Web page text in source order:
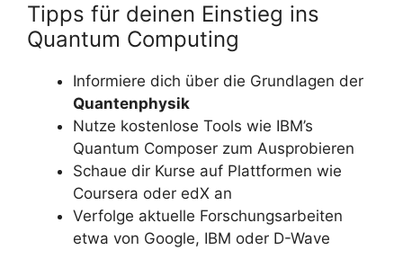
Tipps für deinen Einstieg ins
Quantum Computing
Informiere dich über die Grundlagen der
Quantenphysik
Nutze kostenlose Tools wie IBM’s
Quantum Composer zum Ausprobieren
Schaue dir Kurse auf Plattformen wie
Coursera oder edX an
Verfolge aktuelle Forschungsarbeiten
etwa von Google, IBM oder D-Wave